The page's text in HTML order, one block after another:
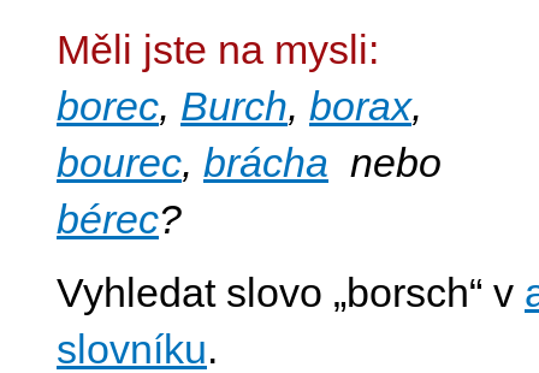
Měli jste na mysli:
borec, Burch, borax,
bourec, brácha nebo
bérec?
Vyhledat slovo „borsch“ v
slovníku.